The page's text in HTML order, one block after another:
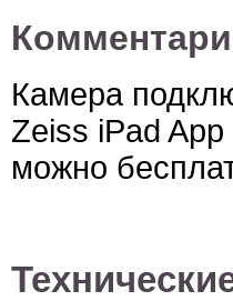
Камера
Zeiss iPad
можно